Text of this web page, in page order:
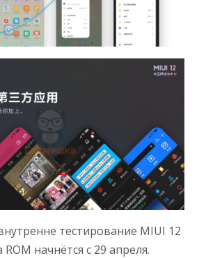
тестирование MIUI 12
начнётся с 29 апреля.